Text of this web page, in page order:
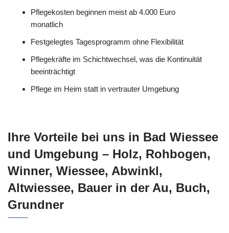
Pflegekosten beginnen meist ab 4.000 Euro
monatlich
Festgelegtes Tagesprogramm ohne Flexibilität
Pflegekräfte im Schichtwechsel, was die Kontinuität
beeinträchtigt
Pflege im Heim statt in vertrauter Umgebung
Ihre Vorteile bei uns in Bad Wiessee
und Umgebung – Holz, Rohbogen,
Winner, Wiessee, Abwinkl,
Altwiessee, Bauer in der Au, Buch,
Grundner